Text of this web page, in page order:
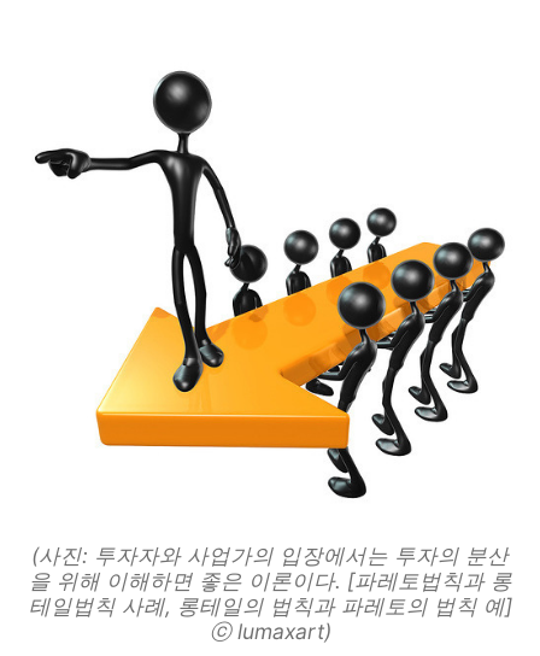
(사진: 투자자와 사업가의 입장에서는 투자의 분산
을 위해 이해하면 좋은 이론이다. [파레토법칙과 롱
테일법칙 사례, 롱테일의 법칙과 파레토의 법칙 예]
ⓒ lumaxart)